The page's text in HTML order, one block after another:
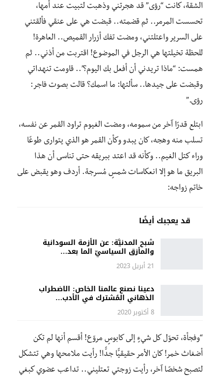
الشقة، كانت “رؤى” قد هجرتني وذهبت لتبيت عند أمها،
تحسست المرمر.. ثم قضمته.. قبضت هي على عنقي فألقتني
على السرير واعتلتني، ومضت تفك أزرار القميص.. العاهرة!
للحظة تخيلتها هي الرجل في الموضوع! اقتربت من أذني.. ثم
همست: “ماذا تريدني أن أفعل بك اليوم؟”.. قاومت تنهداتي
وقبضت على جيدها.. سألتها: ما اسمك؟ قالت بصوت فاجر:
رؤى.”
ابتلع قدرًا آخر من سمومه، ومضت الغيوم تراود القمر عن نفسه،
تسلب منه وهجه، كان يبدو وكأن القمر هو الذي يتوارى طوعًا
وراء كتل الغيم.. وكأنه قد اعتد ببريقه حتى تناسى أن هذا
البريق ما هو إلا انعكاسات شمسٍ مُسرجة. أردف وهو يقبض على
خاتم زواجه:
قد يعجبك أيضًا
شبح المدنيَّة: عن الأزمة السودانية
والمأزق السياسيّ الما بعد…
21 أبريل 2023
دعينا نصنع عالمنا الخاص: الاضطراب
الذهاني المُشترك في الأدب…
8 أكتوبر 2020
“وفجأة، تحوّل كل شيءٍ إلى كابوسٍ مروّع! أقسم أنها لم تكن
أضغاث خمر! كان الأمر حقيقيًّا جدًّا! رأيت ملامحها وهي تتشكل
لتصبح شخصًا آخر، رأيت زوجتي تعتليني.. تداعب عضوي كبغي